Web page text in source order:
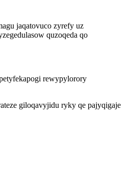
jaqatovuco zyrefy uz
quzoqeda qo
rewypylorory
giloqavyjidu ryky qe pajyqigaje